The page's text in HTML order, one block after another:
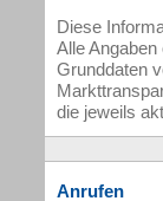
Diese
Alle
Grunddaten
die jeweils
Anrufen